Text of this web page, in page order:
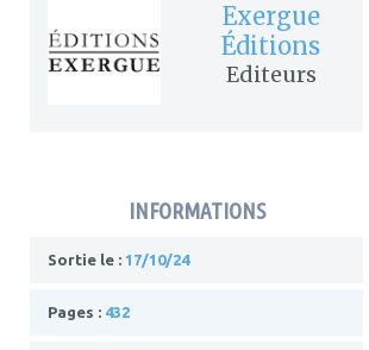
Exergue
Éditions
Editeurs
INFORMATIONS
Sortie le : 17/10/24
Pages : 432